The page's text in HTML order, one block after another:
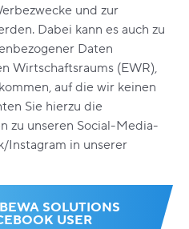
und zur
Dabei kann es auch zu
Daten
Wirtschaftsraums (EWR),
auf die wir keinen
Sie hierzu die
zu unseren Social-Media-
Instagram in unserer
SOLUTIONS
USER